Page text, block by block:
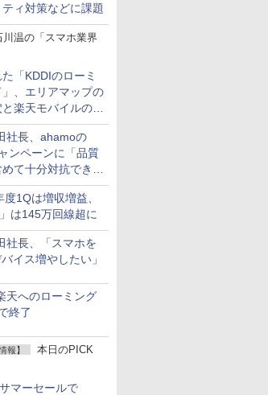
ィ対策などに課題
川温の「スマホ業界
「KDDIのローミ
」、エリアマップの
楽天モバイルの課
社長、ahamoの
ンペーンに「品質
て十分対抗でき
度1Qは増収増益、
」は145万回線超に
社長、「スマホを
イス増やしたい」
天へのローミング
終了
報】
本日のPICK
マーセールで